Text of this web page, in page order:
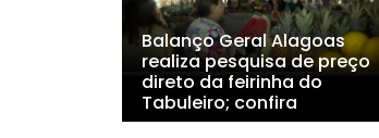
Balanço Geral Alagoas
realiza pesquisa de preço
direto da feirinha do
Tabuleiro; confira